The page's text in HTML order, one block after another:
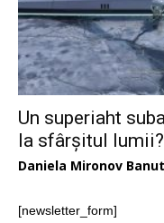
Un superiaht
la sfârșitul
Daniela Mironov
[newsletter_form]